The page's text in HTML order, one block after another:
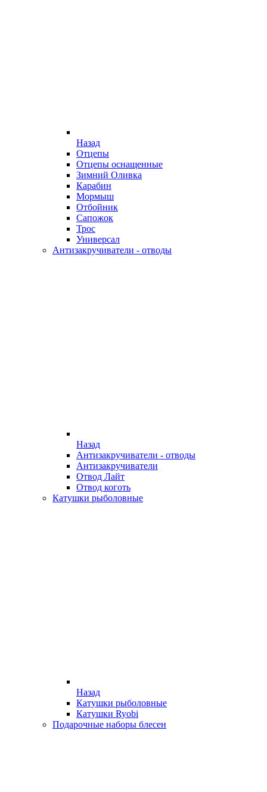
Назад
Отцепы
Отцепы оснащенные
Зимний Оливка
Карабин
Мормыш
Отбойник
Сапожок
Трос
Универсал
Антизакручиватели - отводы
Назад
Антизакручиватели - отводы
Антизакручиватели
Отвод Лайт
Отвод коготь
Катушки рыболовные
Назад
Катушки рыболовные
Катушки Ryobi
Подарочные наборы блесен